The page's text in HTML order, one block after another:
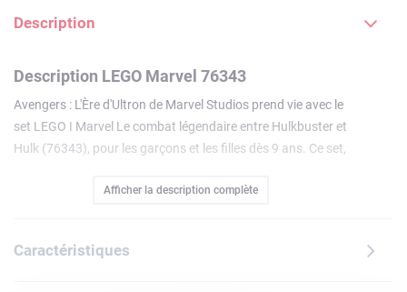
Description
Description LEGO Marvel 76343
Avengers : L'Ère d'Ultron de Marvel Studios prend vie avec le
set LEGO ǀ Marvel Le combat légendaire entre Hulkbuster et
Hulk (76343), pour les garçons et les filles dès 9 ans. Ce set,
quel'armure Hulkbuster, offre aux enfants des possibilités
d'une rue emplie de débris, de structures en acier qui
Afficher la description complète
Caractéristiques